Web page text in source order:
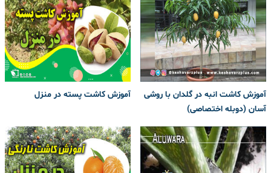
آموزش کاشت انبه در گلدان با روشی
آسان (دوبله اختصاصی)
آموزش کاشت پسته در منزل